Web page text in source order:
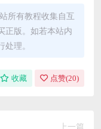
所有教程收集自互
正版。如若本站内
理。
收藏 点赞(20)
上一篇